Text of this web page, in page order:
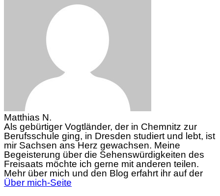
Matthias N.
Als gebürtiger Vogtländer, der in Chemnitz zur
Berufsschule ging, in Dresden studiert und lebt, ist
mir Sachsen ans Herz gewachsen. Meine
Begeisterung über die Sehenswürdigkeiten des
Freisaats möchte ich gerne mit anderen teilen.
Mehr über mich und den Blog erfahrt ihr auf der
Über mich-Seite